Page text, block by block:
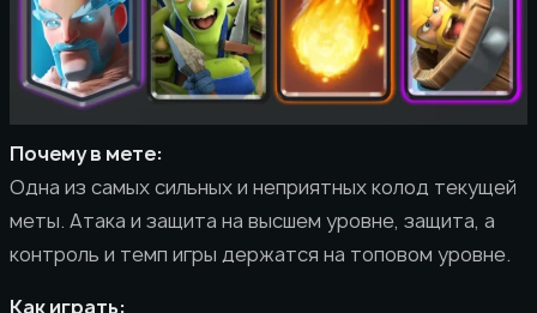
Почему в мете:
Одна из самых сильных и неприятных колод текущей
меты. Атака и защита на высшем уровне, защита, а
контроль и темп игры держатся на топовом уровне.
Как играть: